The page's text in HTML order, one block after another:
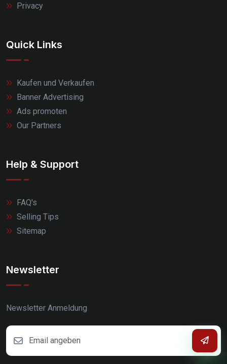
Privacy
Quick Links
Kaufen und Verkaufen
Banner Advertising
Ads promoten
Our Partners
Help & Support
FAQ's
Selling Tips
Sitemap
Newsletter
Newsletter Anmeldung